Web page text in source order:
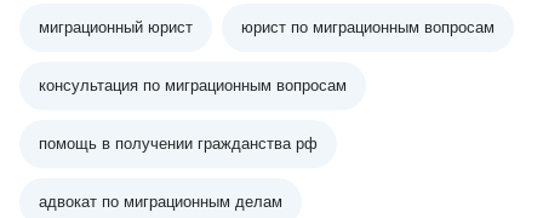
миграционный юрист юрист по миграционным вопросам
консультация по миграционным вопросам
помощь в получении гражданства рф
адвокат по миграционным делам